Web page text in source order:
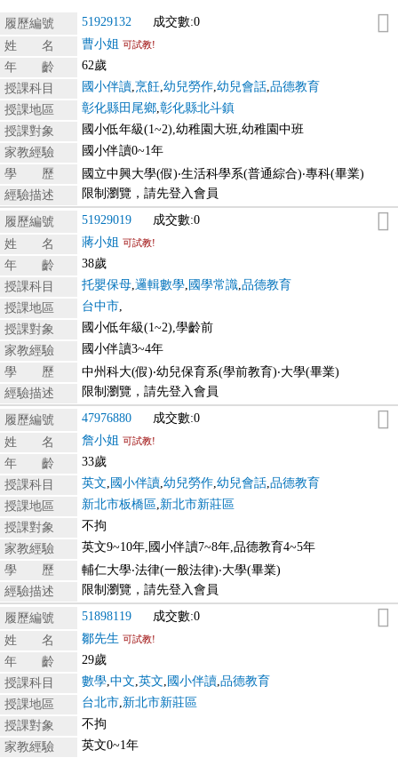
履歷編號 51929132
成交數:0
姓 名
曹小姐 可試教!
年 齡
62歲
授課科目
國小伴讀 烹飪 幼兒勞作 幼兒會話 品德教育
授課地區
彰化縣田尾鄉 彰化縣北斗鎮
授課對象
國小低年級(1~2),幼稚園大班,幼稚園中班
家教經驗
國小伴讀0~1年
學 歷
國立中興大學(假)‧生活科學系(普通綜合)‧專科(畢業)
經驗描述
限制瀏覽，請先登入會員
履歷編號 51929019
成交數:0
姓 名
蔣小姐 可試教!
年 齡
38歲
授課科目
托嬰保母 邏輯數學 國學常識 品德教育
授課地區
台中市
授課對象
國小低年級(1~2),學齡前
家教經驗
國小伴讀3~4年
學 歷
中州科大(假)‧幼兒保育系(學前教育)‧大學(畢業)
經驗描述
限制瀏覽，請先登入會員
履歷編號 47976880
成交數:0
姓 名
詹小姐 可試教!
年 齡
33歲
授課科目
英文 國小伴讀 幼兒勞作 幼兒會話 品德教育
授課地區
新北市板橋區 新北市新莊區
授課對象
不拘
家教經驗
英文9~10年,國小伴讀7~8年,品德教育4~5年
學 歷
輔仁大學‧法律(一般法律)‧大學(畢業)
經驗描述
限制瀏覽，請先登入會員
履歷編號 51898119
成交數:0
姓 名
鄒先生 可試教!
年 齡
29歲
授課科目
數學 中文 英文 國小伴讀 品德教育
授課地區
台北市 新北市新莊區
授課對象
不拘
家教經驗
英文0~1年